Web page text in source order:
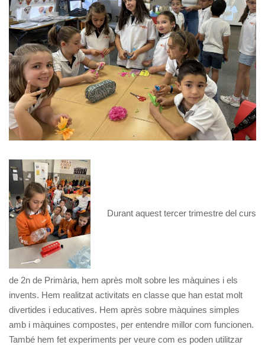
Durant aquest tercer trimestre del curs
de 2n de Primària, hem après molt sobre les màquines i els
invents. Hem realitzat activitats en classe que han estat molt
divertides i educatives. Hem après sobre màquines simples
amb i màquines compostes, per entendre millor com funcionen.
També hem fet experiments per veure com es poden utilitzar